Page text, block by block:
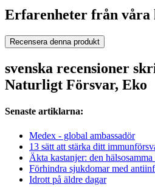
Erfarenheter från våra
Recensera denna produkt
svenska recensioner
Naturligt Försvar, Eko
Senaste artiklarna:
Medex - global ambassadör
13 sätt att stärka ditt
Äkta kastanjer: den
Förhindra sjukdomar med
Idrott på äldre dagar